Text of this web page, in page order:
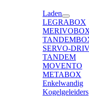
Laden
LEGRABOX
SERVO-
TANDEM
MOVENTO
METABOX
Enkelwandig
Kogelgeleiders